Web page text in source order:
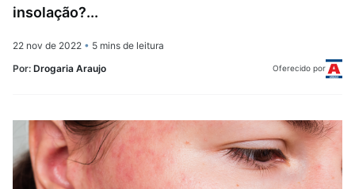
insolação?...
22 nov de 2022 • 5 mins de leitura
Por: Drogaria Araujo Oferecido por